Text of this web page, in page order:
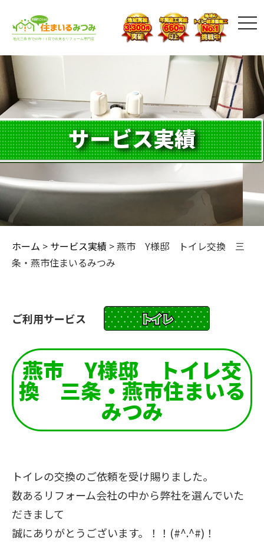
サービス実績
ホーム > サービス実績 >燕市 Y様邸 トイレ交換 三
条・燕市住まいるみつみ
ご利用サービス トイレ
燕市 Y様邸 トイレ交
換 三条・燕市住まいる
みつみ
トイレの交換のご依頼を受け賜りました。
数あるリフォーム会社の中から弊社を選んでいた
だきまして
誠にありがとうございます。！！(#^.^#)！